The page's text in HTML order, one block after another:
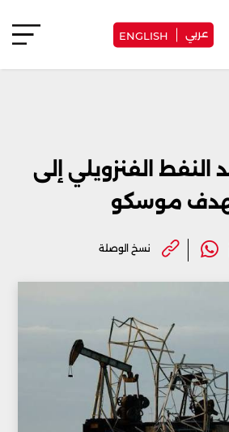
عربي ENGLISH
الفنزويلي إلى
موسكو
نسخ الوصلة